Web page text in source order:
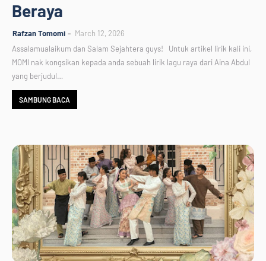
Beraya
Rafzan Tomomi
March 12, 2026
Assalamualaikum dan Salam Sejahtera guys! Untuk artikel lirik kali ini,
MOMI nak kongsikan kepada anda sebuah lirik lagu raya dari Aina Abdul
yang berjudul…
SAMBUNG BACA